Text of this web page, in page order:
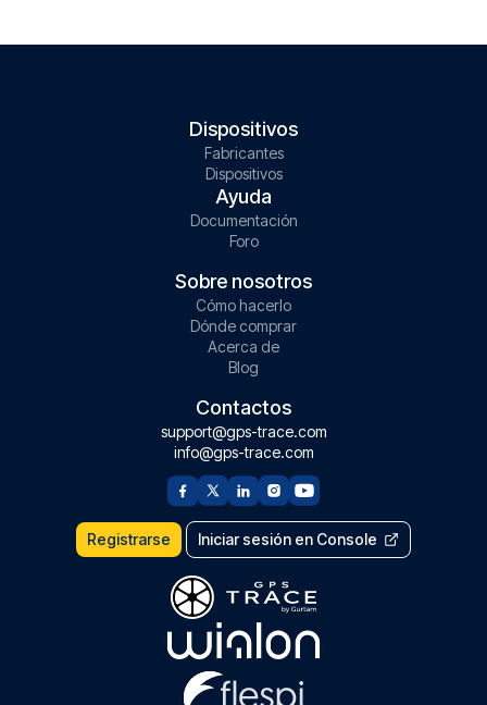
Dispositivos
Fabricantes
Dispositivos
Ayuda
Documentación
Foro
Sobre nosotros
Cómo hacerlo
Dónde comprar
Acerca de
Blog
Contactos
support@gps-trace.com
info@gps-trace.com
Registrarse Iniciar sesión en Console